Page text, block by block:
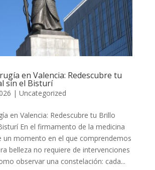
en Valencia: Redescubre tu
sin el Bisturí
| Uncategorized
en Valencia: Redescubre tu Brillo
En el firmamento de la medicina
un momento en el que comprendemos
belleza no requiere de intervenciones
observar una constelación: cada...